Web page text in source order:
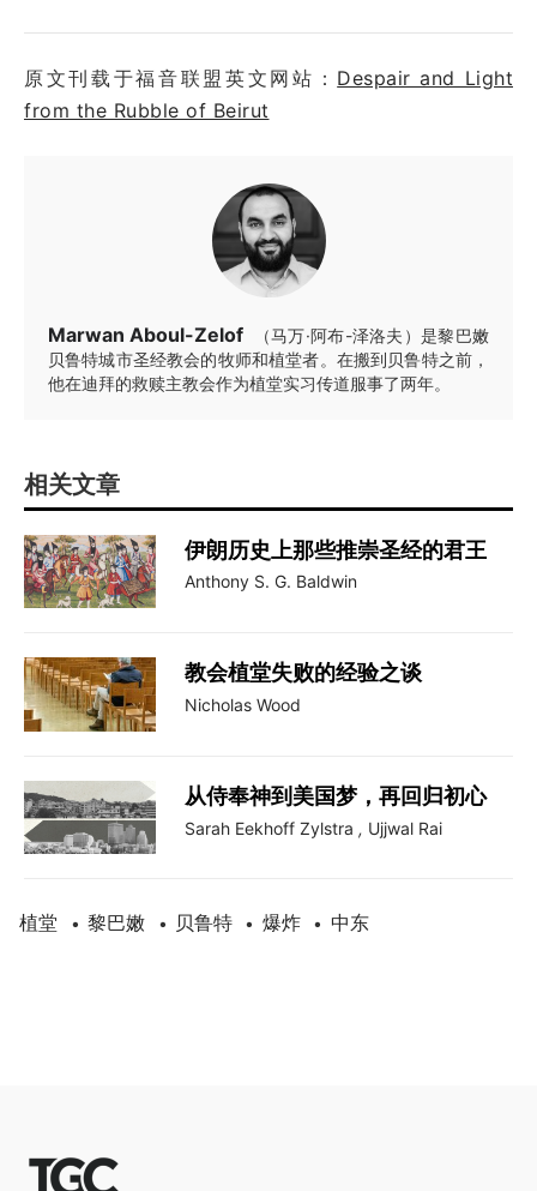
原文刊载于福音联盟英文网站： Despair and Light
from the Rubble of Beirut
Marwan Aboul-Zelof
（马万·阿布-泽洛夫）是黎巴嫩
贝鲁特城市圣经教会的牧师和植堂者。在搬到贝鲁特之前，
他在迪拜的救赎主教会作为植堂实习传道服事了两年。
相关文章
伊朗历史上那些推崇圣经的君王
Anthony S. G. Baldwin
教会植堂失败的经验之谈
Nicholas Wood
从侍奉神到美国梦，再回归初心
Sarah Eekhoff Zylstra , Ujjwal Rai
植堂 • 黎巴嫩 • 贝鲁特 • 爆炸 • 中东